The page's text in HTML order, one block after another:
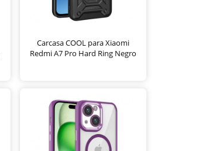
Carcasa COOL para Xiaomi
Redmi A7 Pro Hard Ring Negro